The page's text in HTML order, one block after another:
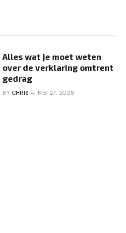
Alles wat je moet weten
over de verklaring omtrent
gedrag
BY CHRIS MEI 27, 2026